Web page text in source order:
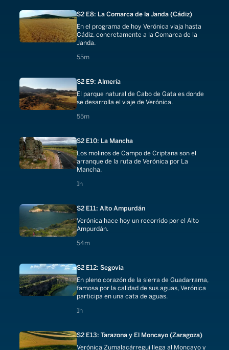
S2 E8: La Comarca de la Janda (Cádiz)
En el programa de hoy Verónica viaja hasta
Cádiz, concretamente a la Comarca de la
Janda.
55m
55 minutes
S2 E9: Almería
El parque natural de Cabo de Gata es donde
se desarrolla el viaje de Verónica.
55m
55 minutes
S2 E10: La Mancha
Los molinos de Campo de Criptana son el
arranque de la ruta de Verónica por La
Mancha.
1h
1 hours
S2 E11: Alto Ampurdán
Verónica hace hoy un recorrido por el Alto
Ampurdán.
54m
54 minutes
S2 E12: Segovia
En pleno corazón de la sierra de Guadarrama,
famosa por la calidad de sus aguas, Verónica
participa en una cata de aguas.
1h
1 hours
S2 E13: Tarazona y El Moncayo (Zaragoza)
Verónica Zumalacárregui llega al Moncayo y